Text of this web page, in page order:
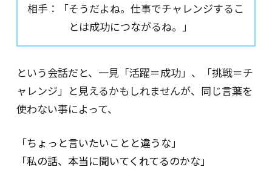
相手：「そうだよね。仕事でチャレンジするこ
とは成功につながるね。」
という会話だと、一見「活躍＝成功」、「挑戦＝チ
ャレンジ」と見えるかもしれませんが、同じ言葉を
使わない事によって、
「ちょっと言いたいことと違うな」
「私の話、本当に聞いてくれてるのかな」